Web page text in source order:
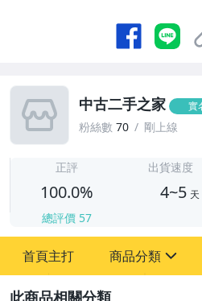
中古二手之家 實
粉絲數 70 剛上線
正評
100.0%
總評價 57
出貨速度
4~5 天
首頁主打 商品分類